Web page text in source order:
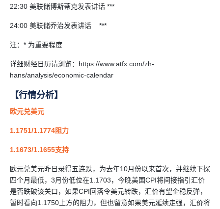
22:30 美联储博斯蒂克发表讲话 ***
24:00 美联储乔治发表讲话 ***
注：* 为重要程度
详细财经日历请浏览：https://www.atfx.com/zh-
hans/analysis/economic-calendar
【行情分析】
欧元兑美元
1.1751/1.1774阻力
1.1673/1.1655支持
欧元兑美元昨日录得五连跌，为去年10月份以来首次，并继续下探
四个月最低，3月份低位在1.1703，今晚美国CPI将间接指引汇价
是否跌破该关口，如果CPI回落令美元转跌，汇价有望企稳反弹，
暂时看向1.1750上方的阻力，但也留意如果美元延续走强，汇价将